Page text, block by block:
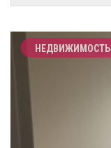
НЕДВИЖИМОСТЬ